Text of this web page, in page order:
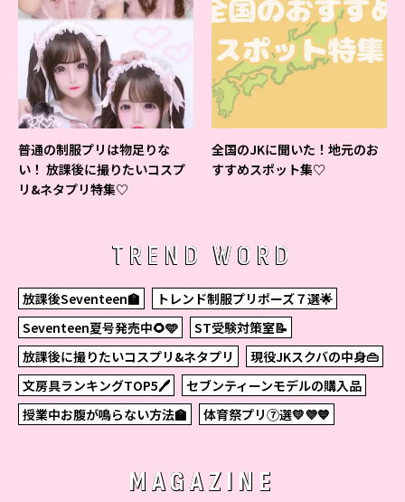
普通の制服プリは物足りな
い！ 放課後に撮りたいコスプ
リ&ネタプリ特集♡
全国のJKに聞いた！地元のお
すすめスポット集♡
TREND WORD
放課後Seventeen🏫
トレンド制服プリポーズ７選🌟
Seventeen夏号発売中🌻🩵
ST受験対策室📝
放課後に撮りたいコスプリ&ネタプリ
現役JKスクバの中身👜
文房具ランキングTOP5🖊
セブンティーンモデルの購入品
授業中お腹が鳴らない方法🏫
体育祭プリ⑦選💛💜💙
MAGAZINE